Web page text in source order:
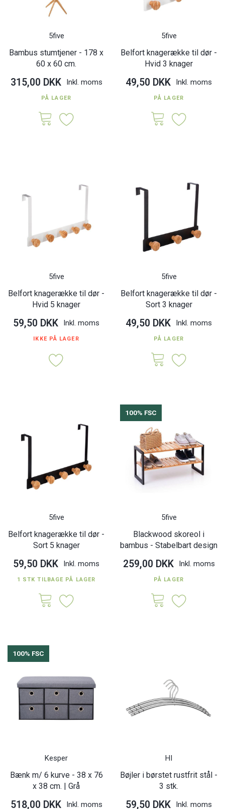
5five
Bambus stumtjener - 178 x
60 x 60 cm.
315,00 DKK Inkl. moms
PÅ LAGER
5five
Belfort knagerække til dør -
Hvid 3 knager
49,50 DKK Inkl. moms
PÅ LAGER
5five
Belfort knagerække til dør -
Hvid 5 knager
59,50 DKK Inkl. moms
IKKE PÅ LAGER
5five
Belfort knagerække til dør -
Sort 3 knager
49,50 DKK Inkl. moms
PÅ LAGER
5five
Belfort knagerække til dør -
Sort 5 knager
59,50 DKK Inkl. moms
1 STK TILBAGE PÅ LAGER
100% FSC
5five
Blackwood skoreol i
bambus - Stabelbart design
259,00 DKK Inkl. moms
PÅ LAGER
100% FSC
Kesper
Bænk m/ 6 kurve - 38 x 76
x 38 cm. | Grå
518,00 DKK Inkl. moms
HI
Bøjler i børstet rustfrit stål -
3 stk.
59,50 DKK Inkl. moms